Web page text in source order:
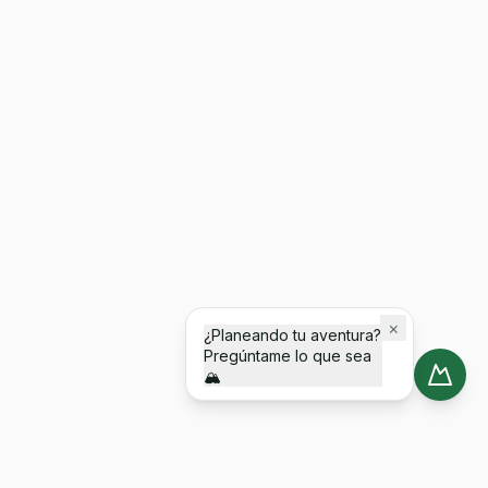
×
¿Planeando tu aventura?
Pregúntame lo que sea
🏔️